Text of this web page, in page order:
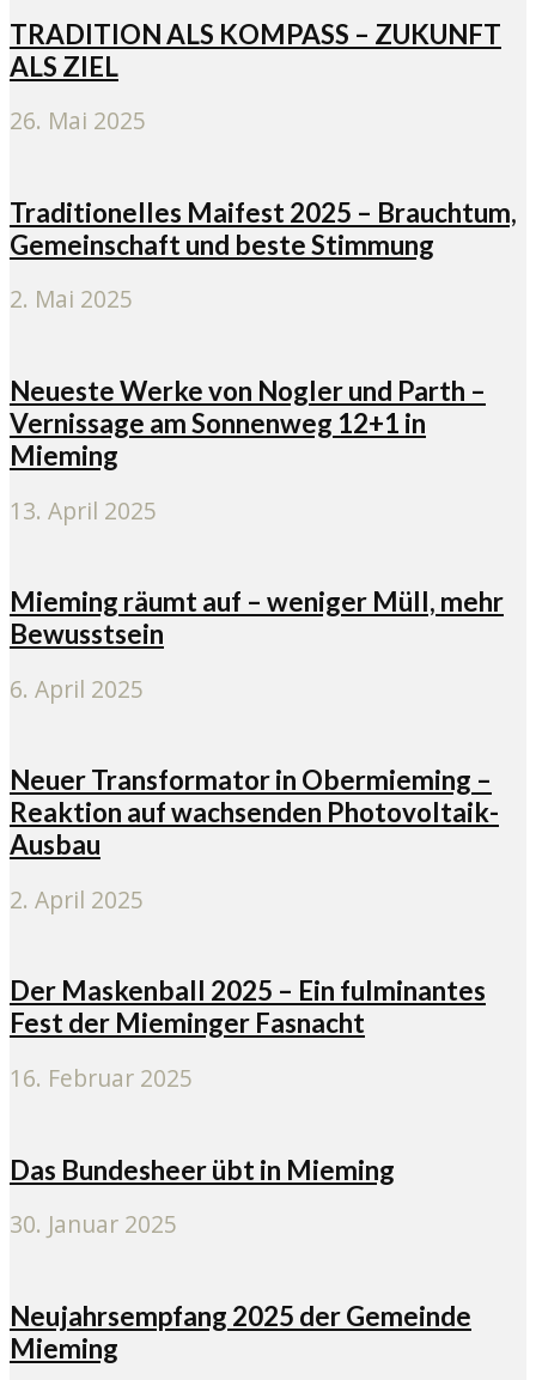
TRADITION ALS KOMPASS – ZUKUNFT
ALS ZIEL
26. Mai 2025
Traditionelles Maifest 2025 – Brauchtum,
Gemeinschaft und beste Stimmung
2. Mai 2025
Neueste Werke von Nogler und Parth –
Vernissage am Sonnenweg 12+1 in
Mieming
13. April 2025
Mieming räumt auf – weniger Müll, mehr
Bewusstsein
6. April 2025
Neuer Transformator in Obermieming –
Reaktion auf wachsenden Photovoltaik-
Ausbau
2. April 2025
Der Maskenball 2025 – Ein fulminantes
Fest der Mieminger Fasnacht
16. Februar 2025
Das Bundesheer übt in Mieming
30. Januar 2025
Neujahrsempfang 2025 der Gemeinde
Mieming